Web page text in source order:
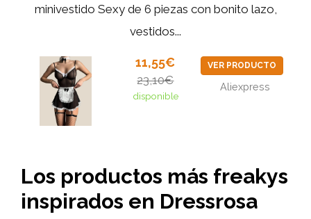
minivestido Sexy de 6 piezas con bonito lazo,
vestidos...
11,55€
23,10€
disponible
VER PRODUCTO
Aliexpress
Los productos más freakys
inspirados en Dressrosa